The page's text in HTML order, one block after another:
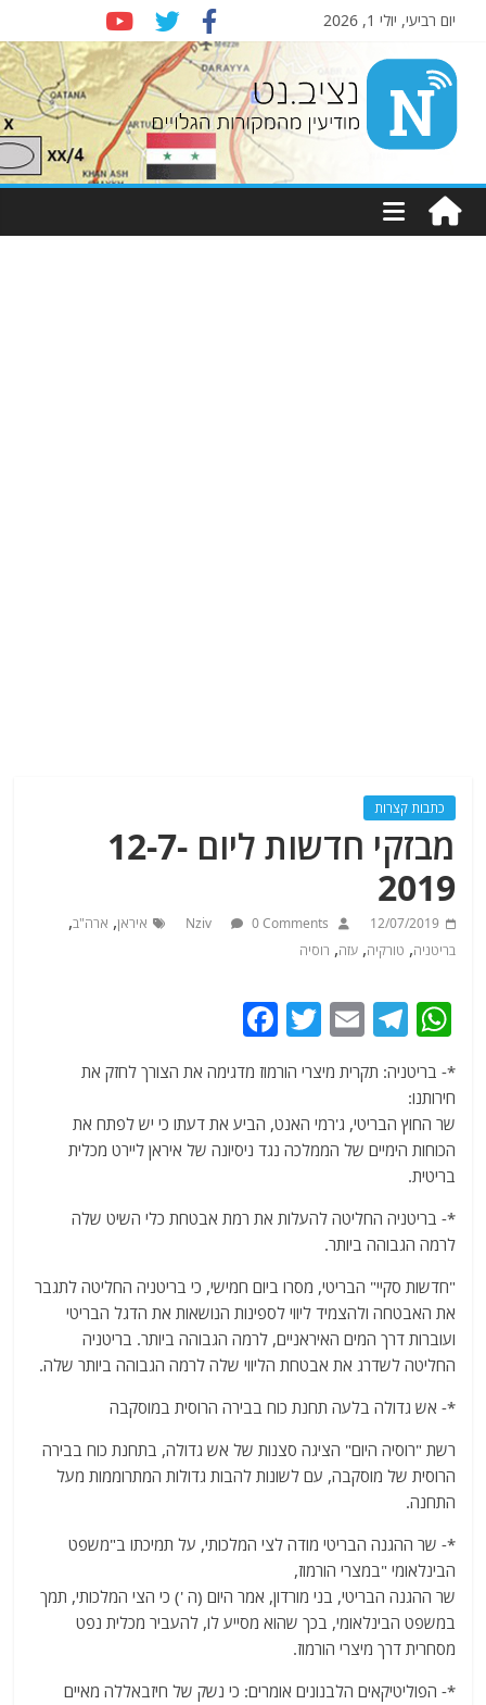
יום רביעי, יולי 1, 2026
Nziv.net
מודיעין
מהמקורות
כתבות קצרות
מבזקי חדשות ליום 12-7-
2019
12/07/2019
Nziv 0 Comments איראן, ארה"ב,
בריטניה, טורקיה,עזה, רוסיה
W
at
s
A
p
p
T
e
g
ra
E
ai
l
T
itt
er
c
e
b
o
*- בריטניה: תקרית מיצרי הורמוז מדגימה את הצורך לחזק את
חירותנו:
שר החוץ הבריטי, ג'רמי האנט, הביע את דעתו כי יש לפתח את
הכוחות הימיים של הממלכה נגד ניסיונה של איראן ליירט מכלית
בריטית.
*- בריטניה החליטה להעלות את רמת אבטחת כלי השיט שלה
לרמה הגבוהה ביותר.
"חדשות סקיי" הבריטי, מסרו ביום חמישי, כי בריטניה החליטה לתגבר
את האבטחה ולהצמיד ליווי לספינות הנושאות את הדגל הבריטי
ועוברות דרך המים האיראניים, לרמה הגבוהה ביותר. בריטניה
החליטה לשדרג את אבטחת הליווי שלה לרמה הגבוהה ביותר שלה.
*- אש גדולה בלעה תחנת כוח בבירה הרוסית במוסקבה
רשת "רוסיה היום" הציגה סצנות של אש גדולה, בתחנת כוח בבירה
הרוסית של מוסקבה, עם לשונות להבות גדולות המתרוממות מעל
התחנה.
*- שר ההגנה הבריטי מודה לצי המלכותי, על תמיכתו ב"משפט
הבינלאומי "במצרי הורמוז,
שר ההגנה הבריטי, בני מורדון, אמר היום (ה ') כי הצי המלכותי, תמך
במשפט הבינלאומי, בכך שהוא מסייע לו, להעביר מכלית נפט
מסחרית דרך מיצרי הורמוז.
*- הפוליטיקאים הלבנונים אומרים: כי נשק של חיזבאללה מאיים